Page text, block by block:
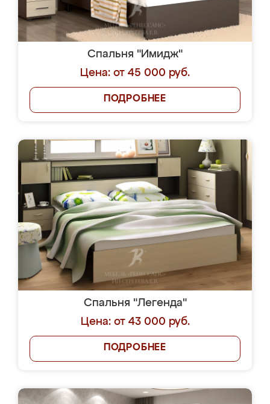
Спальня "Имидж"
Цена: от 45 000 руб.
ПОДРОБНЕЕ
Спальня "Легенда"
Цена: от 43 000 руб.
ПОДРОБНЕЕ